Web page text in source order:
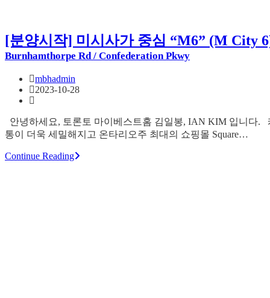
[분양시작] 미시사가 중심 “M6” (M City
Burnhamthorpe Rd / Confederation Pkwy
mbhadmin
2023-10-28
안녕하세요, 토론토 마이베스트홈 김일봉, IAN KIM 입니다.
통이 더욱 세밀해지고 온타리오주 최대의 쇼핑몰 Square…
Continue Reading